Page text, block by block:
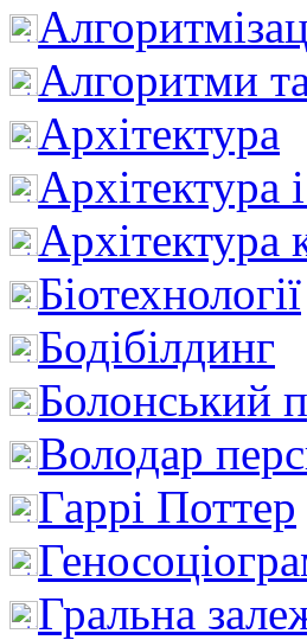
Алгоритми
Архітектура
Архітектура
Архітектура
Біотехнології
Бодібілдинг
Болонський
Володар
Гаррі Поттер
Гральна